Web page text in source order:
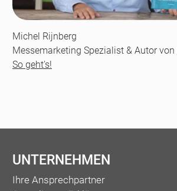
Michel Rijnberg
Messemarketing Spezialist & Autor von
So geht's!
UNTERNEHMEN
Ihre Ansprechpartner